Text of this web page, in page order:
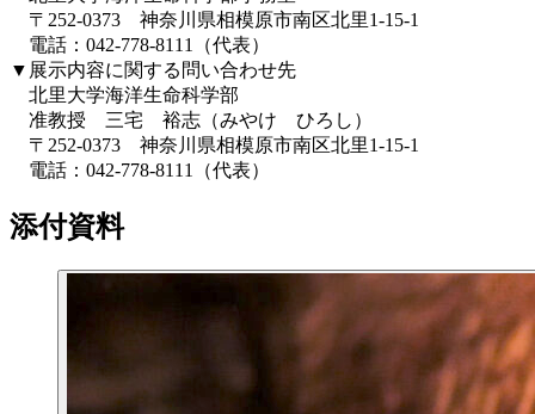
〒252-0373 神奈川県相模原市南区北里1-15-1
電話：042-778-8111（代表）
▼展示内容に関する問い合わせ先
北里大学海洋生命科学部
准教授 三宅 裕志（みやけ ひろし）
〒252-0373 神奈川県相模原市南区北里1-15-1
電話：042-778-8111（代表）
添付資料